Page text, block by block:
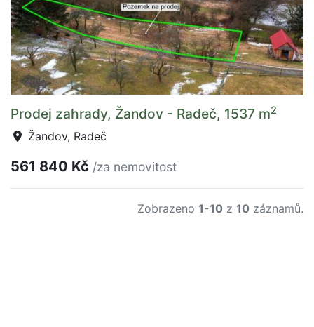
Prodej zahrady, Žandov - Radeč, 1537 m2
Žandov, Radeč
561 840 Kč /za nemovitost
Zobrazeno 1-10 z 10 záznamů.